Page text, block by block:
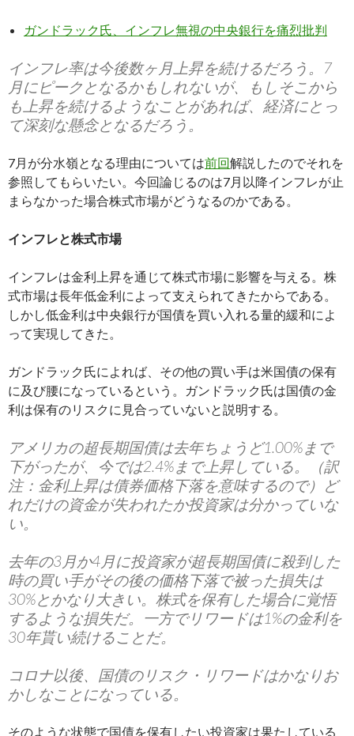
ガンドラック氏、インフレ無視の中央銀行を痛烈批判
インフレ率は今後数ヶ月上昇を続けるだろう。7
月にピークとなるかもしれないが、もしそこから
も上昇を続けるようなことがあれば、経済にとっ
て深刻な懸念となるだろう。
7月が分水嶺となる理由については前回解説したのでそれを
参照してもらいたい。今回論じるのは7月以降インフレが止
まらなかった場合株式市場がどうなるのかである。
インフレと株式市場
インフレは金利上昇を通じて株式市場に影響を与える。株
式市場は長年低金利によって支えられてきたからである。
しかし低金利は中央銀行が国債を買い入れる量的緩和によ
って実現してきた。
ガンドラック氏によれば、その他の買い手は米国債の保有
に及び腰になっているという。ガンドラック氏は国債の金
利は保有のリスクに見合っていないと説明する。
アメリカの超長期国債は去年ちょうど1.00%まで
下がったが、今では2.4%まで上昇している。（訳
注：金利上昇は債券価格下落を意味するので）ど
れだけの資金が失われたか投資家は分かっていな
い。
去年の3月か4月に投資家が超長期国債に殺到した
時の買い手がその後の価格下落で被った損失は
30%とかなり大きい。株式を保有した場合に覚悟
するような損失だ。一方でリワードは1%の金利を
30年貰い続けることだ。
コロナ以後、国債のリスク・リワードはかなりお
かしなことになっている。
そのような状態で国債を保有したい投資家は果たしている